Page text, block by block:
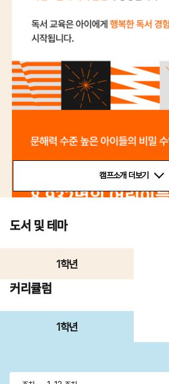
캠프소개 더보기
도서 및 테마
1학년
커리큘럼
1학년